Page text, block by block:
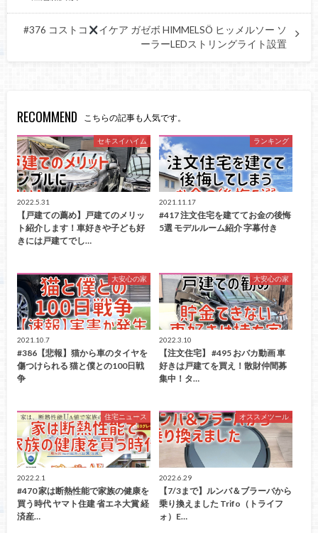
#376 コストコ
イケア ガゼボ HIMMELSÖ ヒッメルソー ソ
ーラーLEDストリングライト設置
RECOMMEND こちらの記事も人気です。
セキスイハイム
2022.5.31
【戸建ての薦め】戸建てのメリッ
ト紹介します！車好きや子ども好
きには戸建てでし…
ランキング
2021.11.17
#417 注文住宅を建ててお金の後悔
5選 モデルルーム紹介 字幕付き
大安心の家
2021.10.7
#386【悲報】猫から車のタイヤを
傷つけられる 猫と僕との100日戦
争
大安心の家
2022.3.10
【注文住宅】 #495 おバカ動画 車
好きは戸建てを買え！散財仲間募
集中！タ…
住宅ニュース
2022.2.1
#470 家は断熱性能で家族の健康を
買う時代 ヤマト住建 省エネ大賞 経
済産…
オススメツール
2022.6.29
【7/3まで】ルンバ＆ブラーバから
乗り換えました Trifo（トライフ
ォ）E…